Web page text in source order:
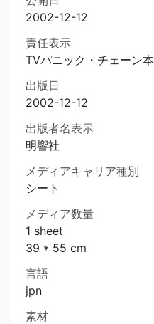
2002-12-12
責任表示
TVパニック・チェーン
出版日
2002-12-12
出版者名表示
明響社
メディアキャリア種別
シート
メディア数量
1 sheet
39 * 55 cm
言語
jpn
素材